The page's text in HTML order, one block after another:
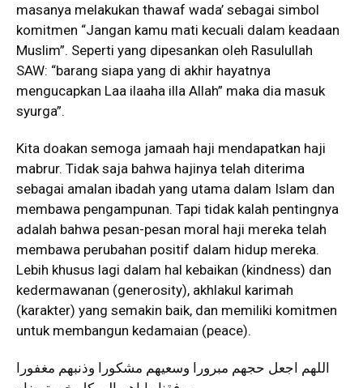
masanya melakukan thawaf wada’ sebagai simbol
komitmen “Jangan kamu mati kecuali dalam keadaan
Muslim”. Seperti yang dipesankan oleh Rasulullah
SAW: “barang siapa yang di akhir hayatnya
mengucapkan Laa ilaaha illa Allah” maka dia masuk
syurga”.
Kita doakan semoga jamaah haji mendapatkan haji
mabrur. Tidak saja bahwa hajinya telah diterima
sebagai amalan ibadah yang utama dalam Islam dan
membawa pengampunan. Tapi tidak kalah pentingnya
adalah bahwa pesan-pesan moral haji mereka telah
membawa perubahan positif dalam hidup mereka.
Lebih khusus lagi dalam hal kebaikan (kindness) dan
kedermawanan (generosity), akhlakul karimah
(karakter) yang semakin baik, dan memiliki komitmen
untuk membangun kedamaian (peace).
اللهم اجعل حجهم مبرورا وسعيهم مشكورا وذنبهم مغفورا